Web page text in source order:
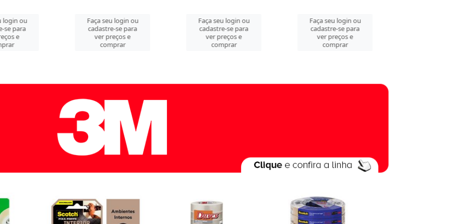
login ou
se para
e
Faça seu login ou
cadastre-se para
ver preços e
comprar
Faça seu login ou
cadastre-se para
ver preços e
comprar
Faça seu login ou
cadastre-se para
ver preços e
comprar